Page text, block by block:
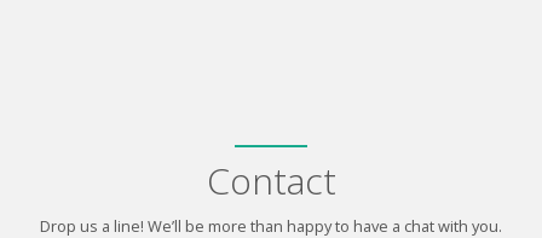
Contact
Drop us a line! We’ll be more than happy to have a chat with you.